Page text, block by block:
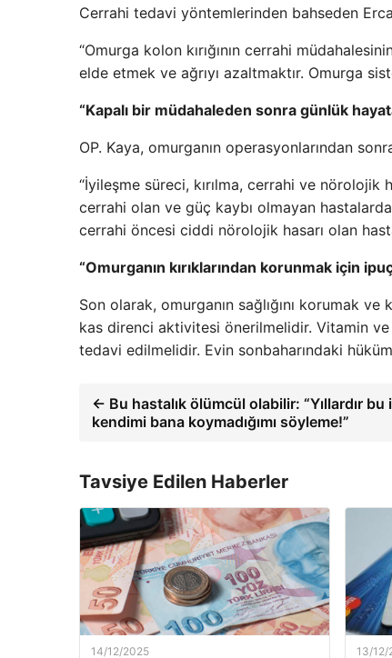
Cerrahi tedavi yöntemlerinden bahseden
“Omurga kolon kırığının cerrahi
elde etmek ve ağrıyı azaltmaktır. Omurga
“Kapalı bir müdahaleden sonra günlük
OP. Kaya, omurganın operasyonlarından
“İyileşme süreci, kırılma, cerrahi ve
cerrahi olan ve güç kaybı olmayan
cerrahi öncesi ciddi nörolojik hasarı olan
“Omurganın kırıklarından korunmak için
Son olarak, omurganın sağlığını korumak
kas direnci aktivitesi önerilmelidir. Vitamin
tedavi edilmelidir. Evin sonbaharındaki
← Bu hastalık ölümcül olabilir: “Yıllardır bu
kendimi bana koymadığımı söyleme!”
Tavsiye Edilen Haberler
14/12/2025 13/12/